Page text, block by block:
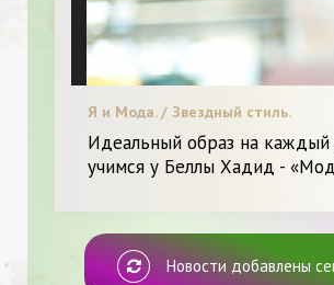
Я и Мода. / Звездный стиль.
Идеальный образ на каждый
учимся у Беллы Хадид -
Новости добавлены